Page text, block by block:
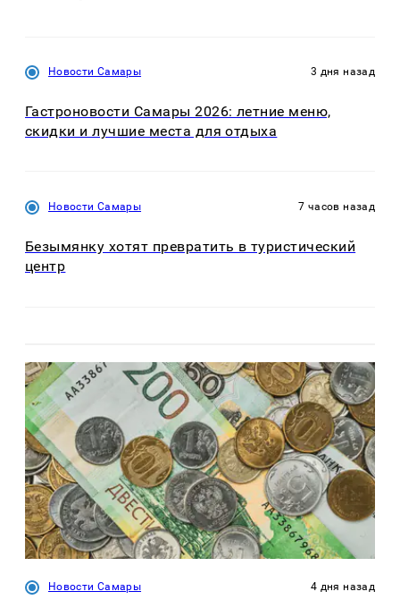
Новости Самары 3 дня назад
Гастроновости Самары 2026: летние меню,
скидки и лучшие места для отдыха
Новости Самары 7 часов назад
Безымянку хотят превратить в туристический
центр
Новости Самары 4 дня назад